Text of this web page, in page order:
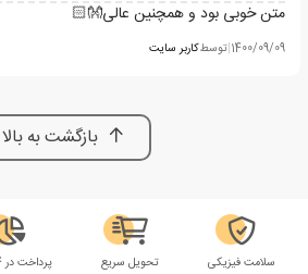
متن خوبی بود و همچنین عالی👐🏻
1400/09/09
|توسطکاربر سایت
بازگشت به بالا
سلامت فیزیکی تحویل سریع پرداخت در 4 قسط